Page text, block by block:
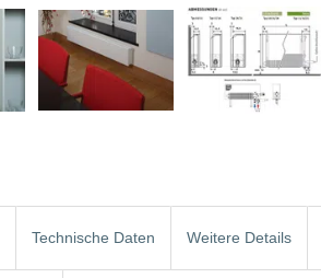
Technische Daten Weitere Details